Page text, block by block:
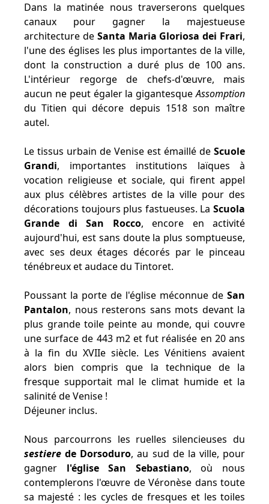
Dans la matinée nous traverserons quelques
canaux pour gagner la majestueuse
architecture de Santa Maria Gloriosa dei Frari,
l'une des églises les plus importantes de la ville,
dont la construction a duré plus de 100 ans.
L'intérieur regorge de chefs-d'œuvre, mais
aucun ne peut égaler la gigantesqueAssomption
du Titien qui décore depuis 1518 son maître
autel.
Le tissus urbain de Venise est émaillé de Scuole
Grandi, importantes institutions laïques à
vocation religieuse et sociale, qui firent appel
aux plus célèbres artistes de la ville pour des
décorations toujours plus fastueuses. La Scuola
Grande di San Rocco, encore en activité
aujourd'hui, est sans doute la plus somptueuse,
avec ses deux étages décorés par le pinceau
ténébreux et audace du Tintoret.
Poussant la porte de l'église méconnue de San
Pantalon, nous resterons sans mots devant la
plus grande toile peinte au monde, qui couvre
une surface de 443 m2 et fut réalisée en 20 ans
à la fin du XVIIe siècle. Les Vénitiens avaient
alors bien compris que la technique de la
fresque supportait mal le climat humide et la
salinité de Venise !
Déjeuner inclus.
Nous parcourrons les ruelles silencieuses du
sestiere de Dorsoduro, au sud de la ville, pour
gagner l'église San Sebastiano, où nous
contemplerons l'œuvre de Véronèse dans toute
sa majesté : les cycles de fresques et les toiles